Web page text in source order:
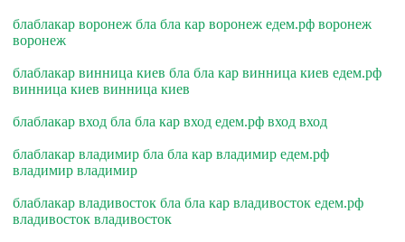
блаблакар воронеж бла бла кар воронеж едем.рф воронеж
воронеж
блаблакар винница киев бла бла кар винница киев едем.рф
винница киев винница киев
блаблакар вход бла бла кар вход едем.рф вход вход
блаблакар владимир бла бла кар владимир едем.рф
владимир владимир
блаблакар владивосток бла бла кар владивосток едем.рф
владивосток владивосток